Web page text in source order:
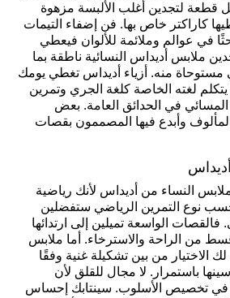
قطعة لتجدين أغلب الألبسة مزهوة
كاراكتر خاص بها. فن إضفاء التيمات
في عوالم وملائمة للألوان فيعطي
ملابس أديداس النسائية ناطقة بما
منه. أزياء أديداس تغطي يومك
لغته الخاصة كلغة الجري وتمرين
المسائي في الحدائق العامة. بعض
وأبدع فيها المصممون بقصات
النساء من أديداس لأنك رياضية
حسب نوع التمرين الرياضي ستفضلين
الواسعة تميلين إلى ارتدائها
قسط من الراحة والاسترخاء. أما ملابس
الاختيار من بين تشكيلة غنية وفقًا
باستمرار. لا مجال للقلق لأن
في تخصيص الأسلوب. سينتابك إحساس